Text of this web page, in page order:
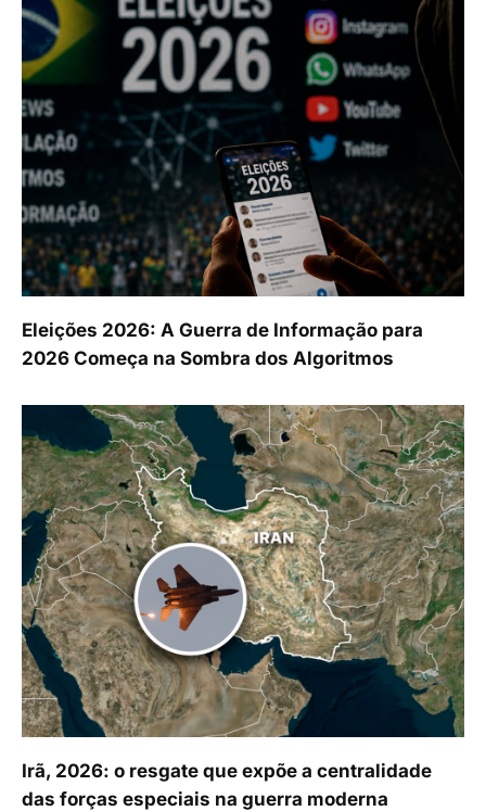
Eleições 2026: A Guerra de Informação para
2026 Começa na Sombra dos Algoritmos
Irã, 2026: o resgate que expõe a centralidade
das forças especiais na guerra moderna